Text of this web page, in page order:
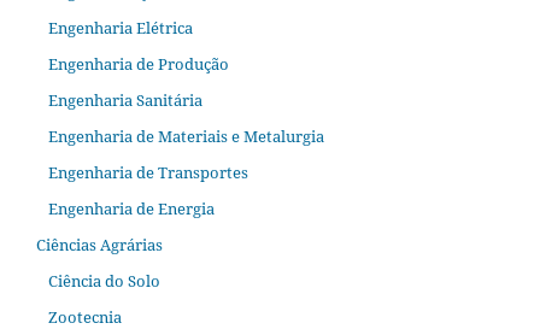
Engenharia Elétrica
Engenharia de Produção
Engenharia Sanitária
Engenharia de Materiais e Metalurgia
Engenharia de Transportes
Engenharia de Energia
Ciências Agrárias
Ciência do Solo
Zootecnia